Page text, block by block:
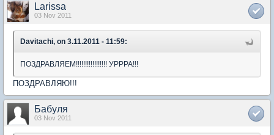
Larissa
03 Nov 2011
Davitachi, on 3.11.2011 - 11:59:
ПОЗДРАВЛЯЕМ!!!!!!!!!!!!!!!!! УРРРА!!!
ПОЗДРАВЛЯЮ!!!
Бабуля
03 Nov 2011